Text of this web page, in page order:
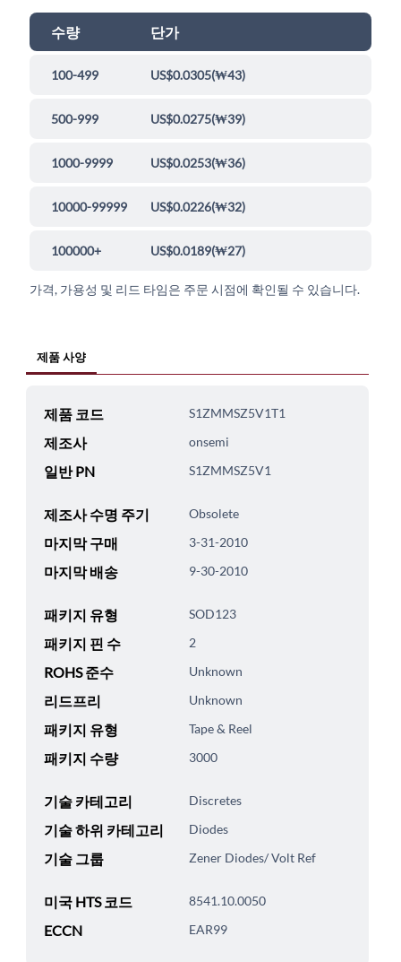
수량 단가
100-499 US$0.0305(₩43)
500-999 US$0.0275(₩39)
1000-9999 US$0.0253(₩36)
10000-99999 US$0.0226(₩32)
100000+ US$0.0189(₩27)
가격, 가용성 및 리드 타임은 주문 시점에 확인될 수 있습니다.
제품 사양
제품 코드 S1ZMMSZ5V1T1
제조사 onsemi
일반 PN S1ZMMSZ5V1
제조사 수명 주기 Obsolete
마지막 구매 3-31-2010
마지막 배송 9-30-2010
패키지 유형 SOD123
패키지 핀 수 2
ROHS 준수 Unknown
리드프리 Unknown
패키지 유형 Tape & Reel
패키지 수량 3000
기술 카테고리 Discretes
기술 하위 카테고리 Diodes
기술 그룹 Zener Diodes/ Volt Ref
미국 HTS 코드 8541.10.0050
ECCN EAR99